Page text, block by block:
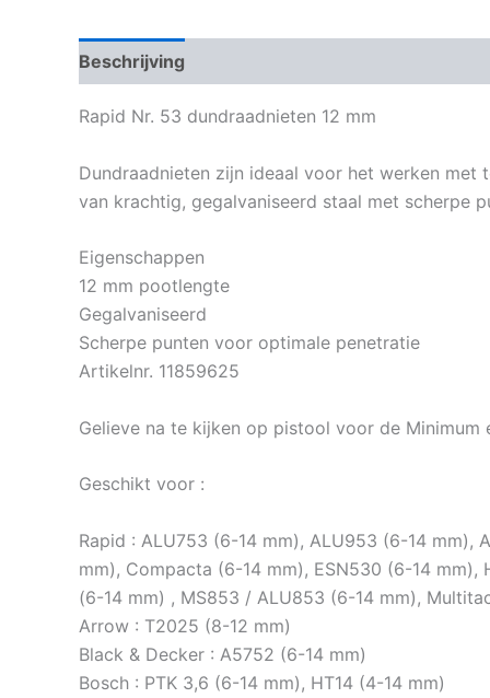
Beschrijving
Rapid Nr. 53 dundraadnieten 12 mm
Dundraadnieten zijn ideaal voor het werken
van krachtig, gegalvaniseerd staal met scherpe
Eigenschappen
12 mm pootlengte
Gegalvaniseerd
Scherpe punten voor optimale penetratie
Artikelnr. 11859625
Gelieve na te kijken op pistool voor de Minimum
Geschikt voor :
Rapid : ALU753 (6-14 mm), ALU953 (6-14 mm),
mm), Compacta (6-14 mm), ESN530 (6-14
(6-14 mm) , MS853 / ALU853 (6-14 mm),
Arrow : T2025 (8-12 mm)
Black & Decker : A5752 (6-14 mm)
Bosch : PTK 3,6 (6-14 mm), HT14 (4-14 mm)